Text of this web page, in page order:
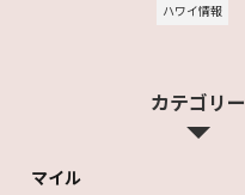
ハワイ情報
カテゴリー
マイル